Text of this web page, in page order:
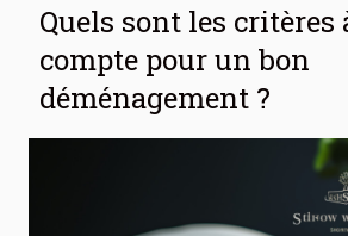
Quels sont les critères
compte pour un bon
déménagement ?